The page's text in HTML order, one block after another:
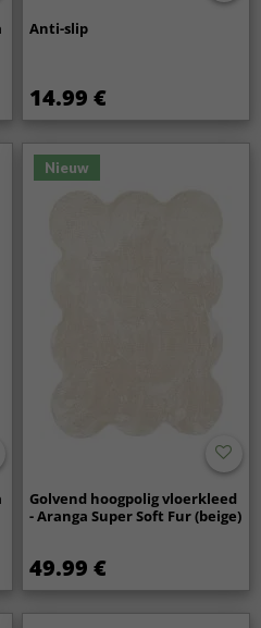
Anti-slip
14.99 €
Nieuw
Golvend hoogpolig vloerkleed
- Aranga Super Soft Fur (beige)
49.99 €